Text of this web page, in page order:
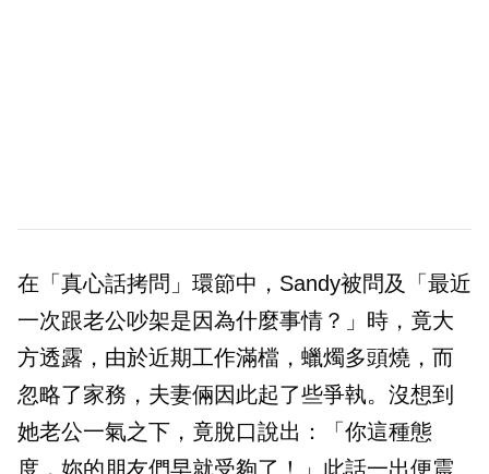
在「真心話拷問」環節中，Sandy被問及「最近
一次跟老公吵架是因為什麼事情？」時，竟大
方透露，由於近期工作滿檔，蠟燭多頭燒，而
忽略了家務，夫妻倆因此起了些爭執。沒想到
她老公一氣之下，竟脫口說出：「你這種態
度，妳的朋友們早就受夠了！」此話一出便震